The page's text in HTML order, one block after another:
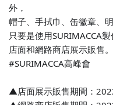
外，
帽子、手拭巾、缶徽章、
只要是使用SURIMACCA
店面和網路商店展示販售。
#SURIMACCA高峰會
▲店面展示販售期間：